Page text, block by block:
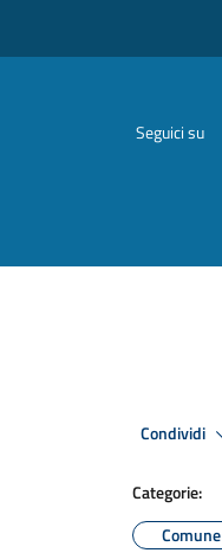
Seguici su
Condividi
Categorie:
Comune